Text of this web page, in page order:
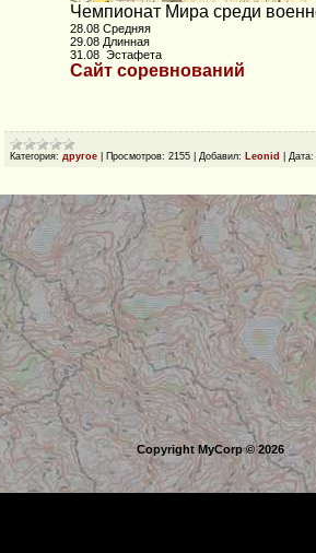
Чемпионат Мира среди
28.08 Средняя
29.08 Длинная
31.08 Эстафета
Сайт соревнований
Категория: другое Просмотров: 2155 Добавил: Leonid Дата:
Copyright MyCorp © 2026